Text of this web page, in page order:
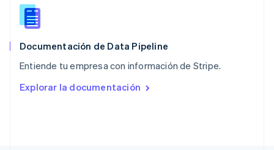
Documentación de Data Pipeline
Entiende tu empresa con información de Stripe.
Explorar la documentación
RAE de Hong Kong, China
English
Reino Unido
English
English
English